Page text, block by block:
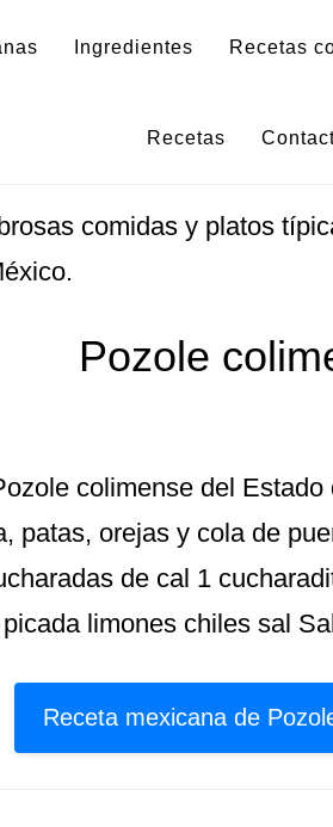
Ingredientes Recetas
Recetas
con pierna
comidas y platos
Pozole
colimense del
patas, orejas y cola de
de cal 1
limones chiles sal
Receta mexicana de